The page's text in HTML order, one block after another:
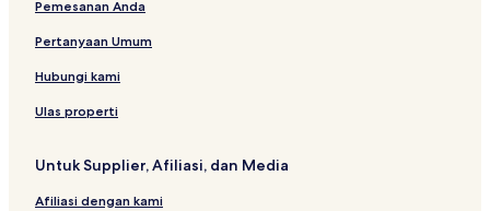
Pemesanan Anda
Pertanyaan Umum
Hubungi kami
Ulas properti
Untuk Supplier, Afiliasi, dan Media
Afiliasi dengan kami